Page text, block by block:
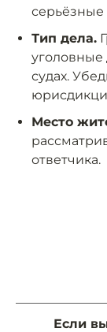
Тип дела.
уголовные
судах.
Место
ответчика.
Если